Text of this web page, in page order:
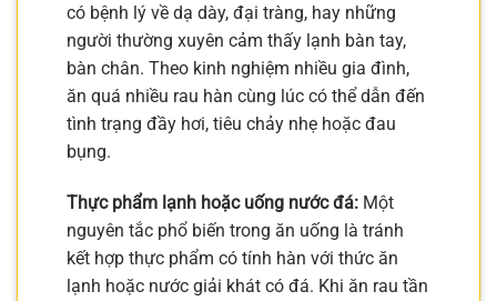
có bệnh lý về dạ dày, đại tràng, hay những
người thường xuyên cảm thấy lạnh bàn tay,
bàn chân. Theo kinh nghiệm nhiều gia đình,
ăn quá nhiều rau hàn cùng lúc có thể dẫn đến
tình trạng đầy hơi, tiêu chảy nhẹ hoặc đau
bụng.
Thực phẩm lạnh hoặc uống nước đá: Một
nguyên tắc phổ biến trong ăn uống là tránh
kết hợp thực phẩm có tính hàn với thức ăn
lạnh hoặc nước giải khát có đá. Khi ăn rau tần